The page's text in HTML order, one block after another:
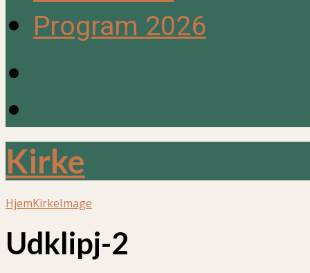
Program 2026
Kirke
HjemKirkeImage
Udklipj-2